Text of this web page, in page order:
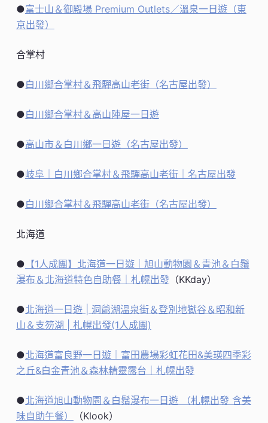
●富士山＆御殿場 Premium Outlets／溫泉一日遊（東
京出發）
合掌村
●白川鄉合掌村＆飛驒高山老街（名古屋出發）
●白川鄉合掌村＆高山陣屋一日遊
●高山市＆白川鄉一日遊（名古屋出發）
●岐阜｜白川鄉合掌村＆飛驒高山老街｜名古屋出發
●白川鄉合掌村＆飛驒高山老街（名古屋出發）
北海道
● 【1人成團】北海道一日遊｜旭山動物園＆青池＆白鬚
瀑布＆北海道特色自助餐｜札幌出發（KKday）
●北海道一日遊 | 洞爺湖溫泉街＆登別地獄谷＆昭和新
山＆支笏湖 | 札幌出發(1人成團)
●北海道富良野一日遊｜富田農場彩虹花田&美瑛四季彩
之丘&白金青池＆森林精靈露台｜札幌出發
●北海道旭山動物園＆白鬚瀑布一日遊 （札幌出發 含美
味自助午餐）
（Klook）